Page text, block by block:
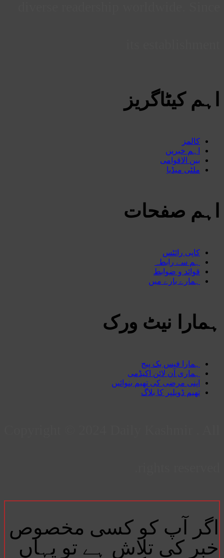
اہم کیٹاگریز
کالمز
اہم خبریں
بین الاقوامی
ملٹی میڈیا
اہم صفحات
کاپی رائٹس
ہم سے رابطہ
قوائد و ضوابط
ہمارے بارے میں
ہمارا نیٹ ورک
ہمارا فیس بک پیج
ہماری آن لائن اکیڈمی
اپنی مرضی کی تھیم بنوائیں
تھیم ڈویلپر کا بلاگ
اگر آپ کو کسی مخصوص
خبر کی تلاش ہے تو یہاں